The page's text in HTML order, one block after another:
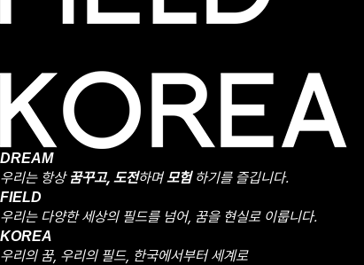
DREAM
우리는 항상 꿈꾸고, 도전하며 모험하기를 즐깁니다.
FIELD
우리는 다양한 세상의 필드를 넘어, 꿈을 현실로 이룹니다.
KOREA
우리의 꿈, 우리의 필드, 한국에서부터 세계로